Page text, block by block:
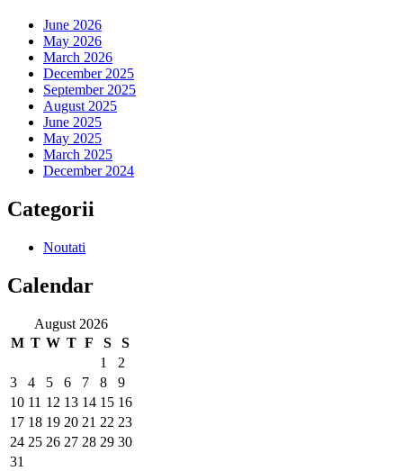
June 2026
May 2026
March 2026
December 2025
September 2025
August 2025
June 2025
May 2025
March 2025
December 2024
Categorii
Noutati
Calendar
August 2026
M T W T F S
S
1
2
3
4 5 6 7 8
9
10 11 12 13 14 15 16
17 18 19 20 21 22 23
24 25 26 27 28 29 30
31